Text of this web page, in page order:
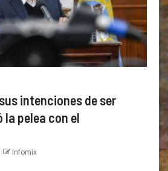
intenciones de ser
pelea con el
Infomix